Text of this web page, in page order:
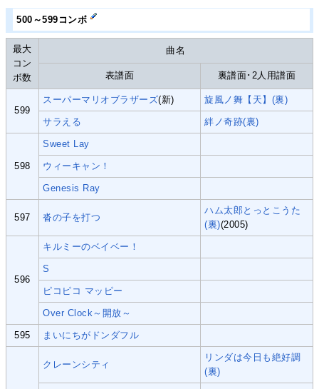
500～599コンボ
最大
コン
ボ数
曲名
表譜面 裏譜面･2人用譜面
599
スーパーマリオブラザーズ(新) 旋風ノ舞【天】(裏)
サラえる 絆ノ奇跡(裏)
598
Sweet Lay
ウィーキャン！
Genesis Ray
597 沓の子を打つ
ハム太郎とっとこうた
(裏)(2005)
596
キルミーのベイベー！
S
ピコピコ マッピー
Over Clock～開放～
595 まいにちがドンダフル
クレーンシティ
リンダは今日も絶好調
(裏)